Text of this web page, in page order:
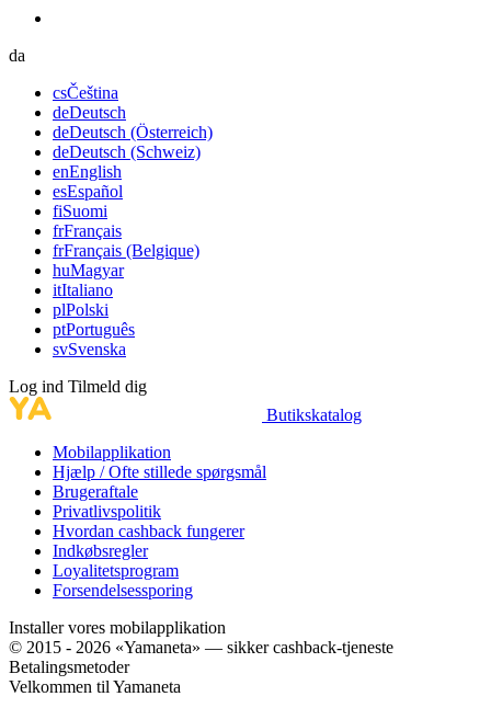
da
csČeština
deDeutsch
deDeutsch (Österreich)
deDeutsch (Schweiz)
enEnglish
esEspañol
fiSuomi
frFrançais
frFrançais (Belgique)
huMagyar
itItaliano
plPolski
ptPortuguês
svSvenska
Log ind Tilmeld dig
Butikskatalog
Mobilapplikation
Hjælp / Ofte stillede spørgsmål
Brugeraftale
Privatlivspolitik
Hvordan cashback fungerer
Indkøbsregler
Loyalitetsprogram
Forsendelsessporing
Installer vores mobilapplikation
© 2015 - 2026 «Yamaneta» — sikker cashback-tjeneste
Betalingsmetoder
Velkommen til Yamaneta